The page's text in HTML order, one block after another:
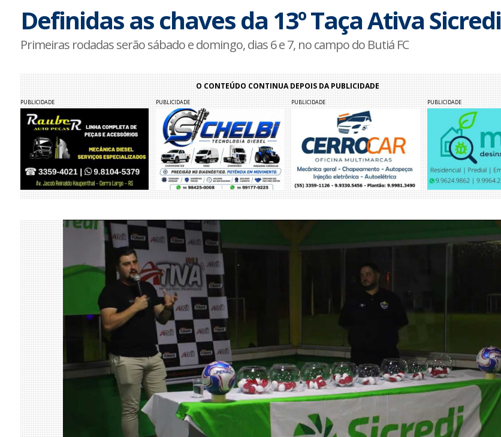
Definidas as chaves da 13º Taça Ativa Sicredi
Primeiras rodadas serão sábado e domingo, dias 6 e 7, no campo do Butiá FC
O CONTEÚDO CONTINUA DEPOIS DA PUBLICIDADE
PUBLICIDADE PUBLICIDADE PUBLICIDADE PUBLICIDADE